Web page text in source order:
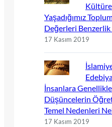
Yaşadığımız
Değerleri
17 Kasım 2019
İnsanlara
Düşüncelerin
Temel Nedenleri
17 Kasım 2019